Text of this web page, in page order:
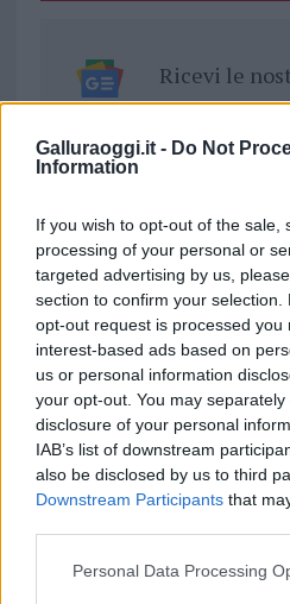
Galluraoggi.it - Do Not
Information
If you wish to opt-out of the sale,
processing of your personal or
targeted advertising by us,
section to confirm your
opt-out request is processed you
interest-based ads based on
us or personal information
your opt-out. You may
disclosure of your personal
IAB’s list of downstream
also be disclosed by us to third
Downstream Participants that
Please note that this website/
Personal Data Processing
Ricevi le
daGoogle
Condividi l'articolo
F
a
ce
b
o
o
k
T
w
it
te
r
Pi
n
te
re
st
W
h
at
s
A
p
p
Articolo
Prossimo
NOTIZIE RECENTI
Olbia, le previsioni